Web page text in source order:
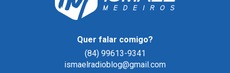
Quer falar comigo?
(84) 99613-9341
ismaelradioblog@gmail.com